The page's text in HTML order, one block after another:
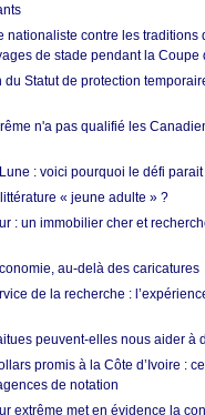
nationaliste contre les traditions
de stade pendant la Coupe
du Statut de protection
n'a pas qualifié les
: voici pourquoi le défi
« jeune adulte » ?
: un immobilier cher et
au-delà des caricatures
de la recherche :
peuvent-elles nous aider à
promis à la Côte d’Ivoire :
de notation
extrême met en évidence la